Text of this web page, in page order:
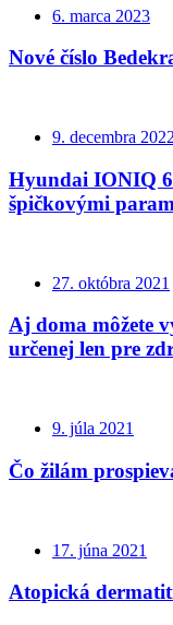
6. marca 2023
Nové číslo
9. decembra 2022
Hyundai IONIQ
špičkovými
27. októbra 2021
Aj doma môžete
určenej len pre
9. júla 2021
Čo žilám
17. júna 2021
Atopická